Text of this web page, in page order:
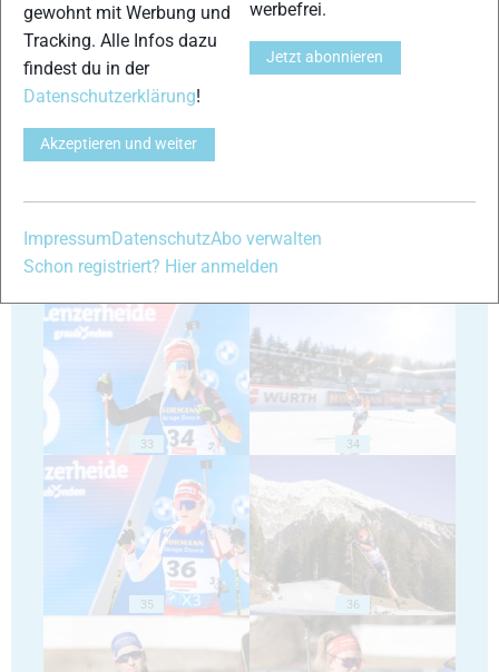
33 34
35 36
gewohnt mit Werbung und
Tracking. Alle Infos dazu
findest du in der
Datenschutzerklärung!
Akzeptieren und weiter
werbefrei.
Jetzt abonnieren
Impressum DatenschutzAbo verwalten
Schon registriert? Hier anmelden